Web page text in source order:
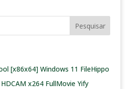
[x86x64] Windows 11 FileHippo
x264 FullMovie Yify